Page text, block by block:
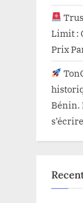
Limit :
Prix
Bénin.